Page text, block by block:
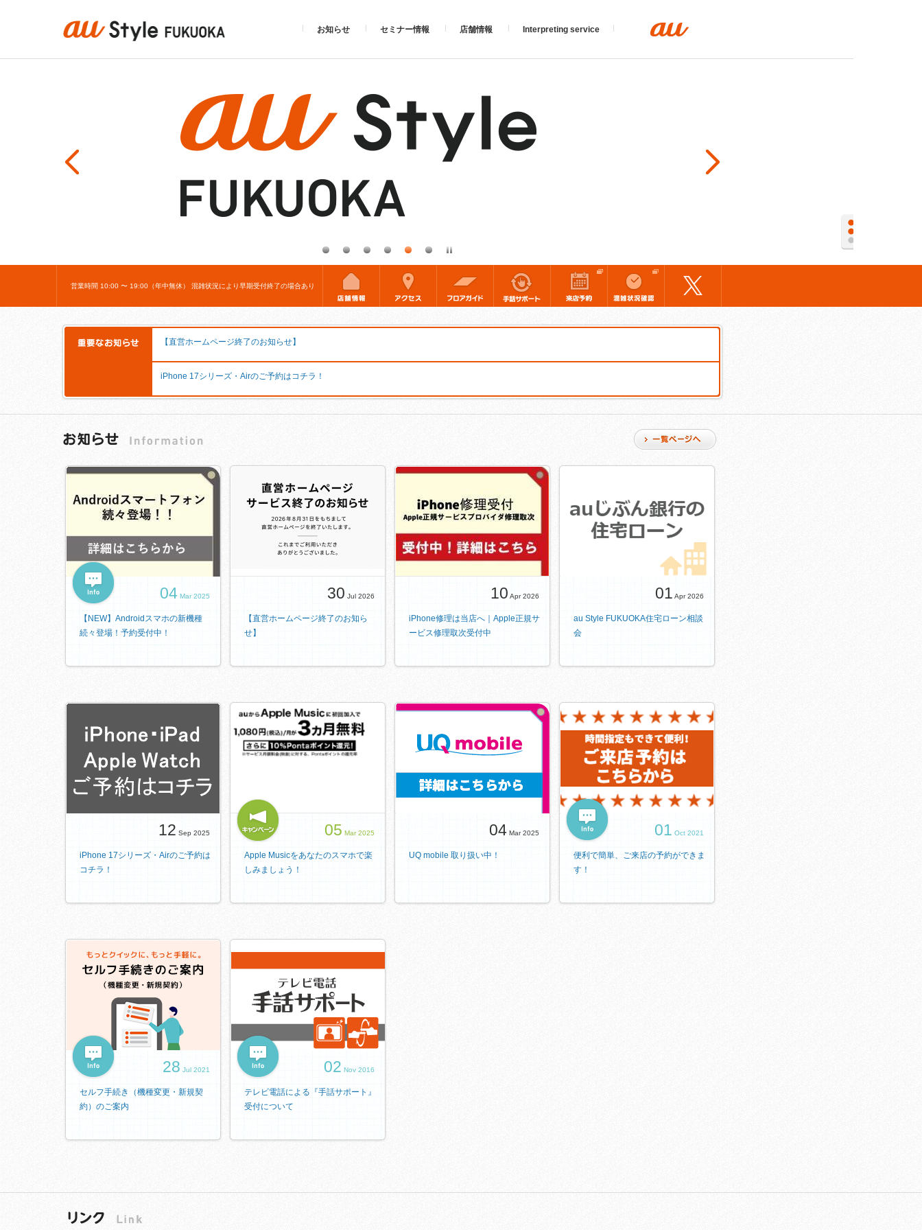
お知らせ セミナー情報 店舗情報 Interpreting service
営業時間 10:00 〜 19:00（年中無休） 混雑状況により早期受付終了の場合あり
【直営ホームページ終了のお知らせ】
iPhone 17シリーズ・Airのご予約はコチラ！
04 Mar 2025
【NEW】Androidスマホの新機種
続々登場！予約受付中！
30 Jul 2026
【直営ホームページ終了のお知ら
せ】
10 Apr 2026
iPhone修理は当店へ｜Apple正規サ
ービス修理取次受付中
01 Apr 2026
au Style FUKUOKA住宅ローン相談
会
12 Sep 2025
iPhone 17シリーズ・Airのご予約は
コチラ！
05 Mar 2025
Apple Musicをあなたのスマホで楽
しみましょう！
04 Mar 2025
UQ mobile 取り扱い中！
01 Oct 2021
便利で簡単、ご来店の予約ができま
す！
28 Jul 2021
セルフ手続き（機種変更・新規契
約）のご案内
02 Nov 2016
テレビ電話による『手話サポート』
受付について